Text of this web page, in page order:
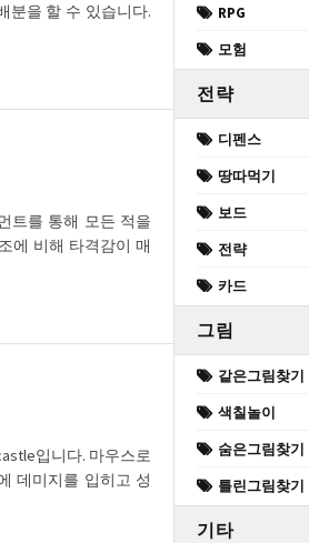
분을 할 수 있습니다.
트를 통해 모든 적을
에 비해 타격감이 매
입니다. 마우스로
데미지를 입히고 성
RPG
모험
전략
디펜스
땅따먹기
보드
전략
카드
그림
같은그림찾기
색칠놀이
숨은그림찾기
틀린그림찾기
기타